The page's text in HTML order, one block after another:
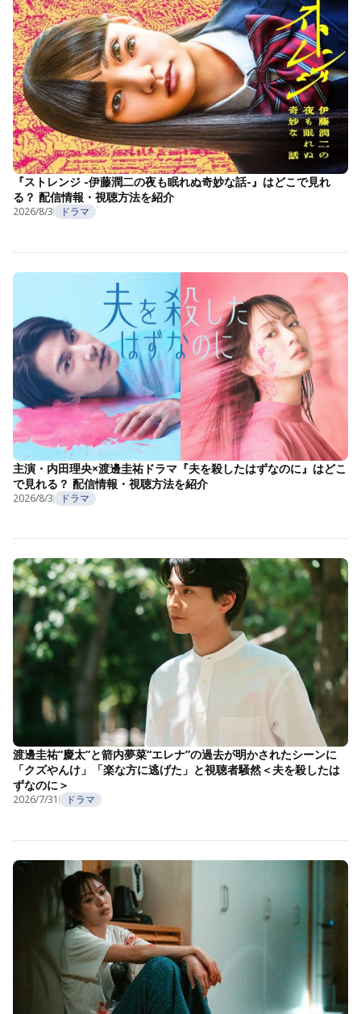
『ストレンジ -伊藤潤二の夜も眠れぬ奇妙な話-』はどこで見れ
る？ 配信情報・視聴方法を紹介
2026/8/3 ドラマ
主演・内田理央×渡邊圭祐ドラマ『夫を殺したはずなのに』はどこ
で見れる？ 配信情報・視聴方法を紹介
2026/8/3 ドラマ
渡邊圭祐“慶太”と箭内夢菜“エレナ”の過去が明かされたシーンに
「クズやんけ」「楽な方に逃げた」と視聴者騒然＜夫を殺したは
ずなのに＞
2026/7/31 ドラマ